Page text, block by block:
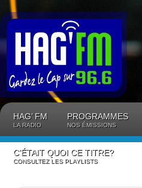
HAG’ FM
LA RADIO
PROGRAMMES
NOS ÉMISSIONS
C’ÉTAIT QUOI CE TITRE?
CONSULTEZ LES PLAYLISTS
Panneau de gestion des cookies